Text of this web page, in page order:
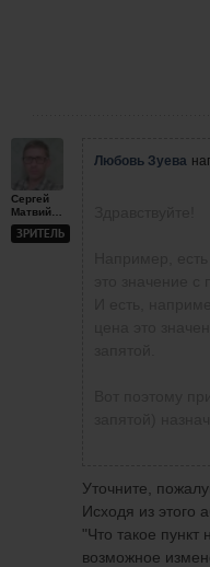
Сергей
ЗРИТЕЛЬ
Любовь Зуева
Уточните,
Исходя из этого
"Что такое
возможное